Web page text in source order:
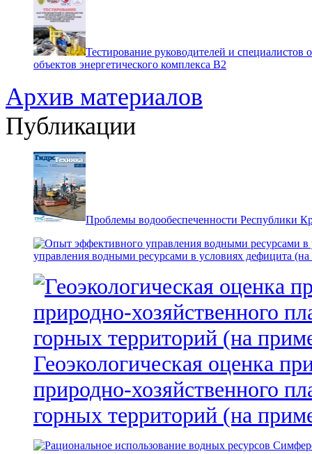
Тестирование руководителей и специалистов
объектов энергетического комплекса В2
Архив материалов
Публикации
Проблемы водообеспеченности Республики
управления водными ресурсами в условиях дефицита
Геоэкологическая оценка
природно-хозяйственного
горных территорий (на